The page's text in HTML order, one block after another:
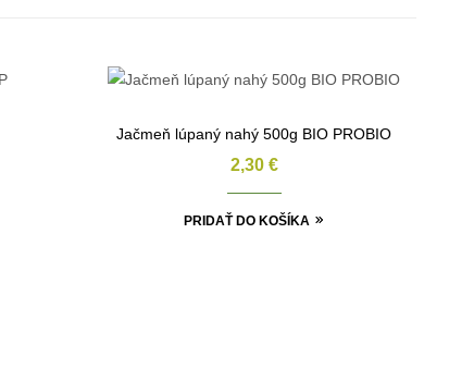
Jačmeň lúpaný nahý 500g BIO PROBIO
2,30 €
PRIDAŤ DO KOŠÍKA